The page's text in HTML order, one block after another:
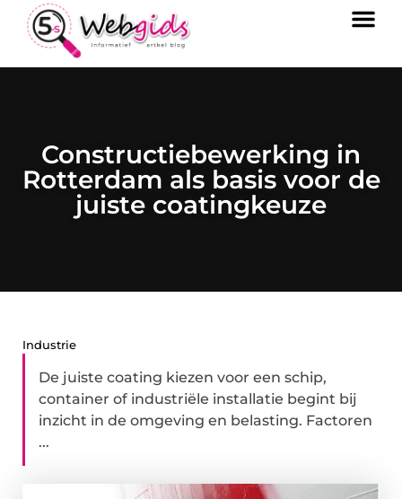
Constructiebewerking in
Rotterdam als basis voor de
juiste coatingkeuze
Industrie
De juiste coating kiezen voor een schip,
container of industriële installatie begint bij
inzicht in de omgeving en belasting. Factoren
...